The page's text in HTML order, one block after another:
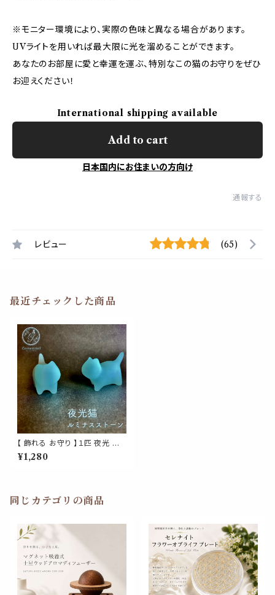
※モニター環境により、実際の色味と異なる場合があります。
UVライトを用いれば最大限に光を溜めることができます。
あなたのお部屋に愛と幸運を運ぶ、特別なこの猫のお守りをぜひ
お迎えください！
International shipping available
Add to cart
日本国内にお住まいの方向け
通報する
レビュー (65)
最近チェックした商品
【 飾れる お守り 】１匹 夜光 猫
幸運 ネコ 縁起 大吉 ルミナス
パワー ストーン 光 UVライト 恋
¥1,280
同じカテゴリの商品